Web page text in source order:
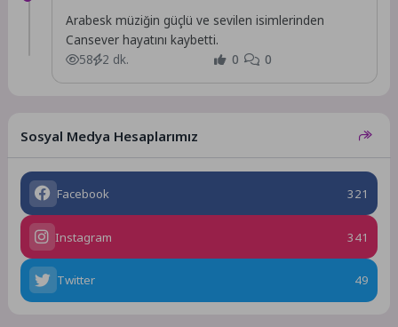
Arabesk müziğin güçlü ve sevilen isimlerinden
Cansever hayatını kaybetti.
58
2 dk. 0 0
Sosyal Medya Hesaplarımız
Facebook 321
Instagram 341
Twitter 49